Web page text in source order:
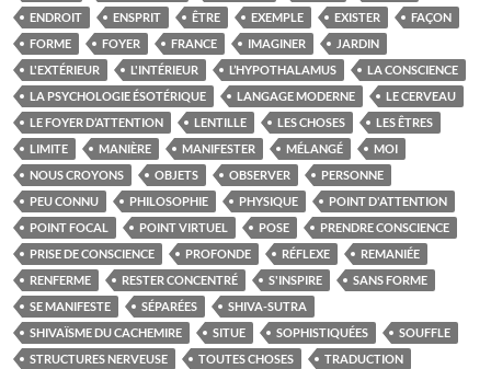
ENDROIT
ENSPRIT ÊTRE EXEMPLE EXISTER
FAÇON
FORME
FOYER FRANCE IMAGINER
JARDIN
L'EXTÉRIEUR
L'INTÉRIEUR L’HYPOTHALAMUS
LA CONSCIENCE
LA PSYCHOLOGIE ÉSOTÉRIQUE
LANGAGE MODERNE
LE CERVEAU
LE FOYER D’ATTENTION
LENTILLE LES CHOSES
LES ÊTRES
LIMITE
MANIÈRE MANIFESTER MÉLANGÉ
MOI
NOUS CROYONS
OBJETS OBSERVER
PERSONNE
PEU CONNU
PHILOSOPHIE PHYSIQUE
POINT D'ATTENTION
POINT FOCAL
POINT VIRTUEL POSE
PRENDRE CONSCIENCE
PRISE DE CONSCIENCE
PROFONDE RÉFLEXE
REMANIÉE
RENFERME
RESTER CONCENTRÉ S'INSPIRE
SANS FORME
SE MANIFESTE
SÉPARÉES
SHIVA-SUTRA
SHIVAÏSME DU CACHEMIRE
SITUE SOPHISTIQUÉES
SOUFFLE
STRUCTURES NERVEUSE
TOUTES CHOSES
TRADUCTION